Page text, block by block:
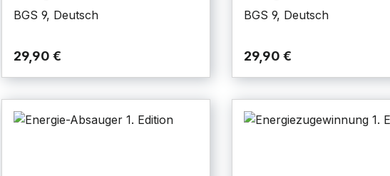
BGS 9, Deutsch
29,90 €
BGS 9, Deutsch
29,90 €